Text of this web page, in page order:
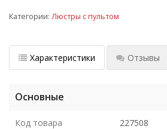
Категории: Люстры с пультом
Характеристики Отзывы
Основные
Код товара 227508